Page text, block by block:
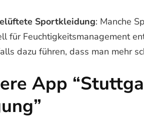
Sportkleidung: Manche
für Feuchtigkeitsmanagement
dazu führen, dass man mehr
App